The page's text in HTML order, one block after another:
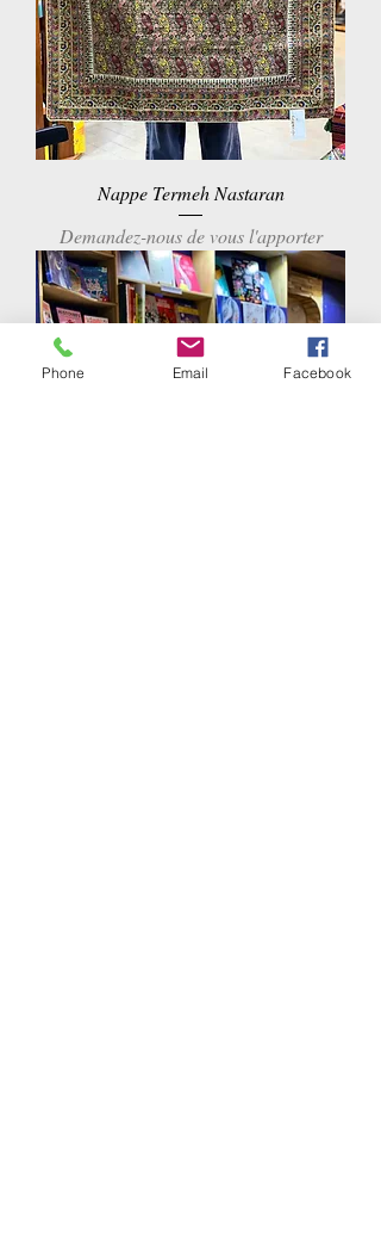
Nappe Termeh Nastaran
Demandez-nous de vous l'apporter
Phone Email Facebook